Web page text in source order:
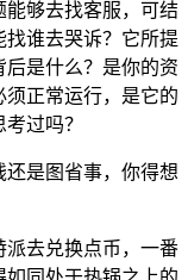
够去找客服，可结
谁去哭诉？它所提
是什么？是你的资
正常运行，是它的
过吗？
派去兑换点币，一番